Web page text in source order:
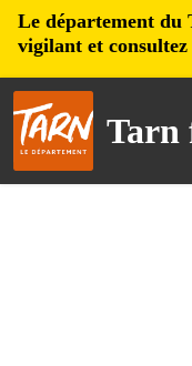
Le département du
vigilant et
Tarn